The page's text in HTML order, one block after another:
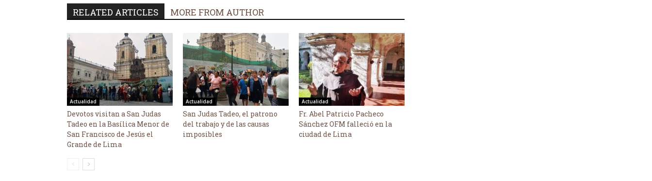
RELATED ARTICLES MORE FROM AUTHOR
Actualidad
Devotos visitan a San Judas
Tadeo en la Basílica Menor de
San Francisco de Jesús el
Grande de Lima
Actualidad
San Judas Tadeo, el patrono
del trabajo y de las causas
imposibles
Actualidad
Fr. Abel Patricio Pacheco
Sánchez OFM falleció en la
ciudad de Lima